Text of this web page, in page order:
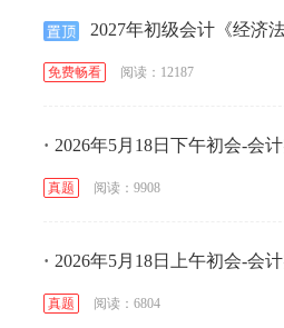
2027年初级会计《经济
免费畅看 阅读：12187
· 2026年5月18日下午初会-会
真题 阅读：9908
· 2026年5月18日上午初会-会
真题 阅读：6804